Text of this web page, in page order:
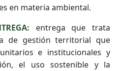
en materia ambiental.
entrega que trata
de gestión territorial que
e institucionales y
el uso sostenible y la